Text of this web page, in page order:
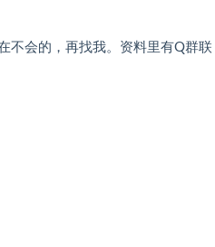
不会的，再找我。资料里有Q群联